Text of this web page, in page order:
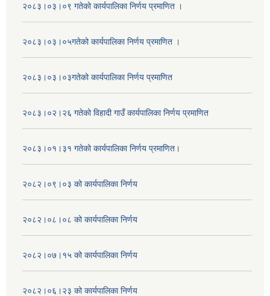
२०८३।०३।०९ गतेको कार्यपालिका निर्णय प्रमाणित ।
२०८३।०३।०५गतेको कार्यपालिका निर्णय प्रमाणित ।
२०८३।०३।०३गतेको कार्यपालिका निर्णय प्रमाणित
२०८३।०२।२६ गतेको विहादी गाउँ कार्यपालिका निर्णय प्रमाणित
२०८३।०१।३१ गतेको कार्यपालिका निर्णय प्रमाणित।
२०८२।०९।०३ को कार्यपालिका निर्णय
२०८२।०८।०८ को कार्यपालिका निर्णय
२०८२।०७।१५ को कार्यपालिका निर्णय
२०८२।०६।२३ को कार्यपालिका निर्णय